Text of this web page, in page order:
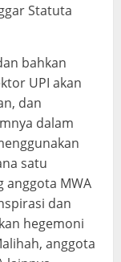
Statuta
bahkan
UPI akan
dan
dalam
satu
anggota MWA
dan
hegemoni
anggota